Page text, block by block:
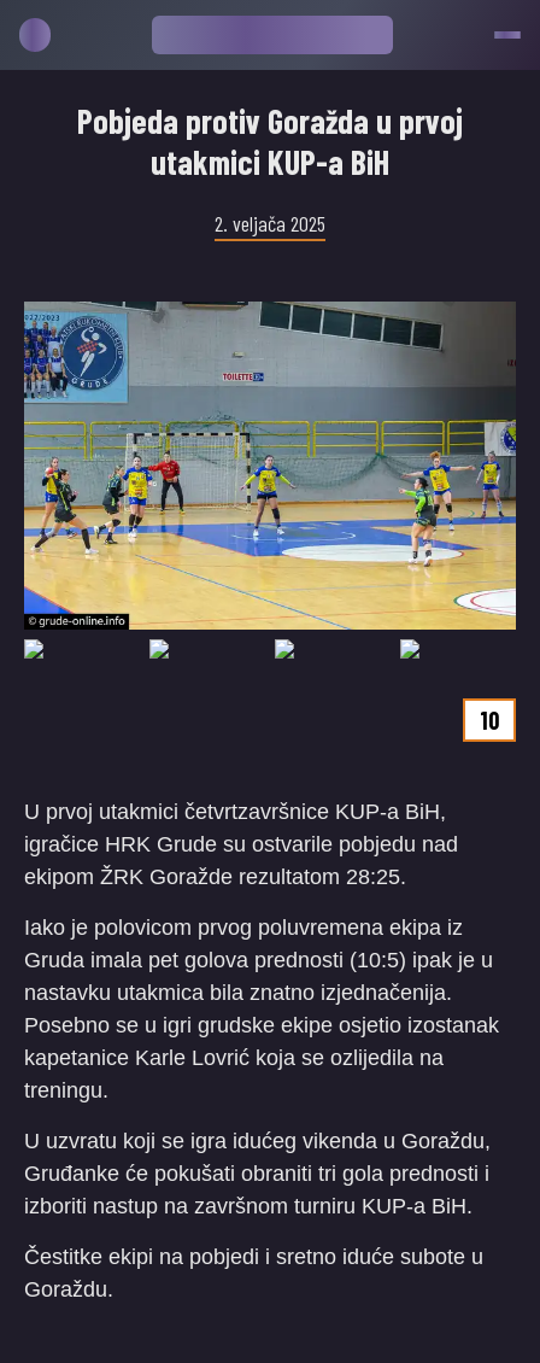
Pobjeda protiv Goražda u prvoj
utakmici KUP-a BiH
2. veljača 2025
10
U prvoj utakmici četvrtzavršnice KUP-a BiH,
igračice HRK Grude su ostvarile pobjedu nad
ekipom ŽRK Goražde rezultatom 28:25.
Iako je polovicom prvog poluvremena ekipa iz
Gruda imala pet golova prednosti (10:5) ipak je u
nastavku utakmica bila znatno izjednačenija.
Posebno se u igri grudske ekipe osjetio izostanak
kapetanice Karle Lovrić koja se ozlijedila na
treningu.
U uzvratu koji se igra idućeg vikenda u Goraždu,
Gruđanke će pokušati obraniti tri gola prednosti i
izboriti nastup na završnom turniru KUP-a BiH.
Čestitke ekipi na pobjedi i sretno iduće subote u
Goraždu.